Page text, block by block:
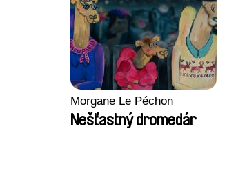
Morgane Le Péchon
Nešťastný dromedár